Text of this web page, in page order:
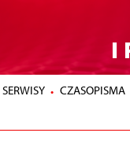
I
SERWISY CZASOPISMA